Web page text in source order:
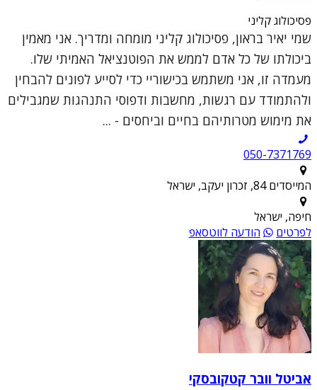
פסיכולוג קליני
שמי יאיר בראון, פסיכולוג קליני מומחה ומדריך. אני מאמין
ביכולתו של כל אדם לממש את הפוטנציאל האמיתי שלו.
מעמדה זו, אני משתמש בכישוריי כדי לסייע לפונים להבחין
ולהתמודד עם רגשות, מחשבות ודפוסי התנהגות שמגבילים
את מימוש מטרותיהם בחיים וביחסים - ...
050-7371769
המייסדים 84, זכרון יעקב, ישראל
חיפה, ישראל
לפרטים
הודעה לווטסאפ
אביטל וובר קטקובסקי